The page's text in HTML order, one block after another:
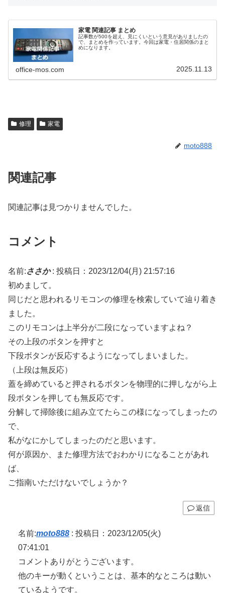
家電 関連記事 まとめ
記事数が500を超え、見にくいという意見がありましたの
で、まとめを作っています。今回は家電・住居関係のまと
めになります。
office-mos.com 2025.11.13
修理 家電
moto888
関連記事
関連記事は見つかりませんでした。
コメント
名前:ささか: 投稿日：2023/12/04(月) 21:57:16
初めまして。
同じだと思われるリモコンの修理を検索していて辿り着き
ました。
このリモコンは上半分が二段になっていますよね？
その上段のボタンを押すと
下段ボタンが反応するようになってしまいました。
（上段は無反応）
蓋を締めていると押されるボタンを物理的に押しながら上
段ボタンを押しても無反応です。
分解して掃除後に組み立てたらこの様になってしまったの
で、
私がなにかしてしまったのだと思います。
何が原因か、また修理方法でおわかりになることがあれ
ば、
ご指南いただけないでしょうか？
返信
名前:moto888 : 投稿日：2023/12/05(火)
07:41:01
コメントありがとうございます。
他のキーが動くということは、基本的なところは動い
ているようです。